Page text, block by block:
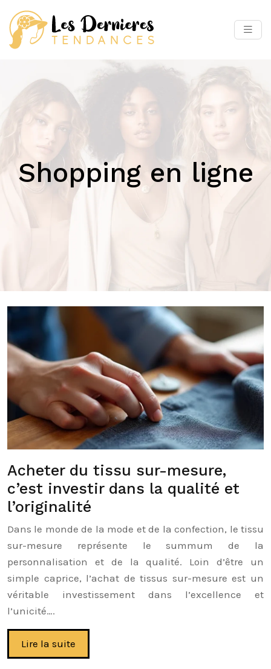
Shopping en ligne
Acheter du tissu sur-mesure,
c’est investir dans la qualité et
l’originalité
Dans le monde de la mode et de la confection, le tissu
sur-mesure représente le summum de la
personnalisation et de la qualité. Loin d’être un
simple caprice, l’achat de tissus sur-mesure est un
véritable investissement dans l’excellence et
l’unicité….
Lire la suite